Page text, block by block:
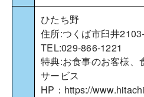
ひたち野
住所:つくば市臼井
TEL:029-866-1221
特典:お食事のお客様、
サービス
HP： https://